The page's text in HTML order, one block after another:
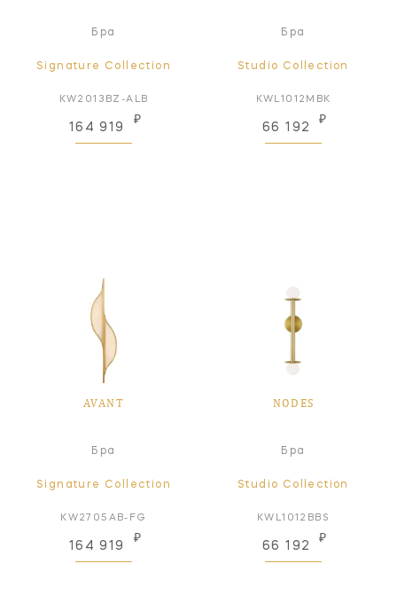
Бра
Signature Collection
KW2013BZ-ALB
164 919
₽
Бра
Studio Collection
KWL1012MBK
66 192
₽
AVANT
Бра
Signature Collection
KW2705AB-FG
164 919
₽
NODES
Бра
Studio Collection
KWL1012BBS
66 192
₽